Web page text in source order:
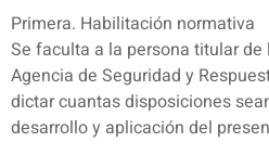
Primera. Habilitación normativa
Se faculta a la persona titular de
Agencia de Seguridad y
dictar cuantas disposiciones
desarrollo y aplicación del